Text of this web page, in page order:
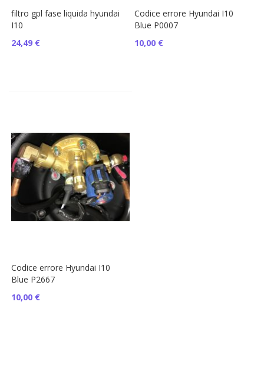
filtro gpl fase liquida hyundai
I10
24,49 €
Codice errore Hyundai I10
Blue P0007
10,00 €
Codice errore Hyundai I10
Blue P2667
10,00 €